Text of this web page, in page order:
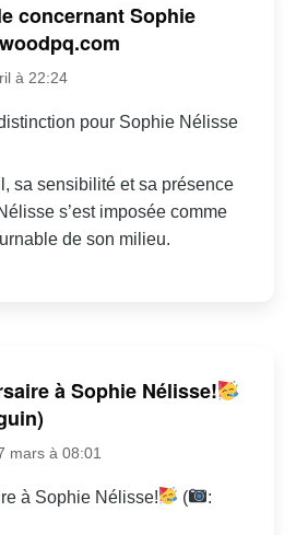
concernant Sophie
à 22:24
pour Sophie Nélisse
sa sensibilité et sa présence
s’est imposée comme
de son milieu.
à Sophie Nélisse!
mars à 08:01
à Sophie Nélisse! (
: